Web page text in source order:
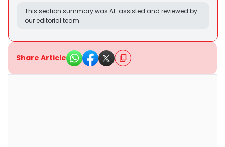
This section summary was AI-assisted and reviewed by
our editorial team.
Share Article